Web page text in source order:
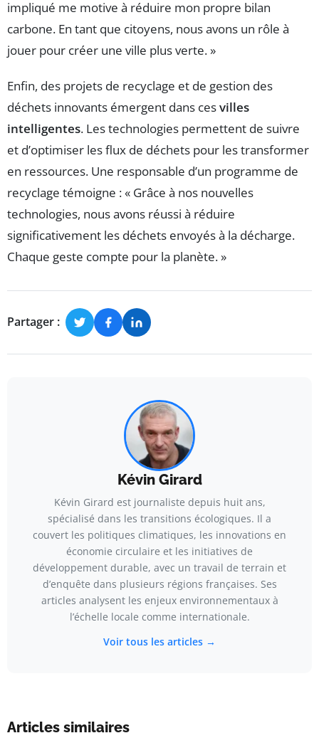
impliqué me motive à réduire mon propre bilan
carbone. En tant que citoyens, nous avons un rôle à
jouer pour créer une ville plus verte. »
Enfin, des projets de recyclage et de gestion des
déchets innovants émergent dans cesvilles
intelligentes. Les technologies permettent de suivre
et d’optimiser les flux de déchets pour les transformer
en ressources. Une responsable d’un programme de
recyclage témoigne : « Grâce à nos nouvelles
technologies, nous avons réussi à réduire
significativement les déchets envoyés à la décharge.
Chaque geste compte pour la planète. »
Partager :
Kévin Girard
Kévin Girard est journaliste depuis huit ans,
spécialisé dans les transitions écologiques. Il a
couvert les politiques climatiques, les innovations en
économie circulaire et les initiatives de
développement durable, avec un travail de terrain et
d’enquête dans plusieurs régions françaises. Ses
articles analysent les enjeux environnementaux à
l’échelle locale comme internationale.
Voir tous les articles →
Articles similaires